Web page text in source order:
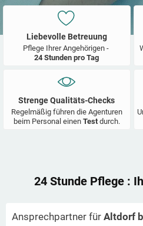
Liebevolle Betreuung
Pflege Ihrer Angehörigen -
24 Stunden pro Tag
Strenge Qualitäts-Checks
Regelmäßig führen die Agenturen
beim Personal einen Test durch.
24 Stunde Pflege :
Ansprechpartner für Altdorf